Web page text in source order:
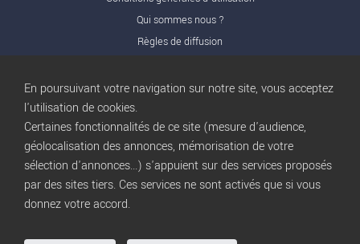
Qui sommes nous ?
Règles de diffusion
Nos offres Pro
Publicité
Conditions d’Utilisation
Privacy Policy
Blogtrocbuy
Gestion des cookies
En poursuivant votre navigation sur notre site, vous acceptez
l'utilisation de cookies.
Certaines fonctionnalités de ce site (mesure d'audience,
géolocalisation des annonces, mémorisation de votre
sélection d'annonces...) s'appuient sur des services proposés
par des sites tiers. Ces services ne sont activés que si vous
donnez votre accord.